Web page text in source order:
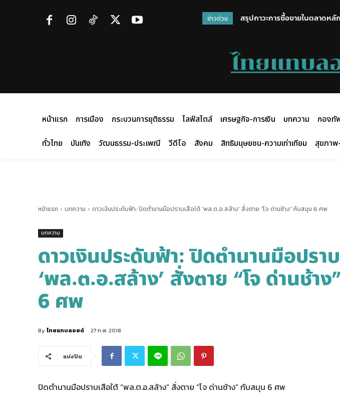
ข่าวด่วน สรุปภาวะการซื้อขายในตลาดห
หน้าแรก การเมือง กระบวนการยุติธรรม ไลฟ์สไตล์ เศรษฐกิจ-การเงิน บทความ กองทั
ทั่วไทย
บันเทิง วัฒนธรรม-ประเพณี วีดีโอ สังคม สิทธิมนุษยชน-ความเท่าเทียม สุขภา
หน้าแรก บทความ ดาวเงินประดับฟ้า: ปิดตำนานมือปราบเสือใต้ 'พล.ต.อ.สล้าง' สั่งตาย “โจ ด่านช้าง” กับสมุน 6 ศพ
บทความ
ดาวเงินประดับฟ้า: ปิดตำนานมือปรา
‘พล.ต.อ.สล้าง’ สั่งตาย “โจ ด่านช้า
6 ศพ
By ไทยแทบลอยด์ 27 ก.พ. 2018
แบ่งปัน
ปิดตำนานมือปราบเสือใต้ “พล.ต.อ.สล้าง” สั่งตาย “โจ ด่านช้าง” กับสมุน 6 ศพ